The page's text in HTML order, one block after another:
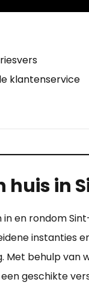
klantenservice
huis in
en rondom
instanties
behulp van
geschikte